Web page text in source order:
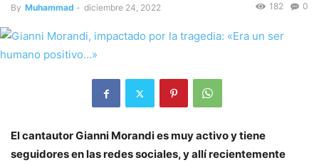
By Muhammad - diciembre 24, 2022 0
182
El cantautor Gianni Morandi es muy activo y tiene
seguidores en las redes sociales, y allí recientemente